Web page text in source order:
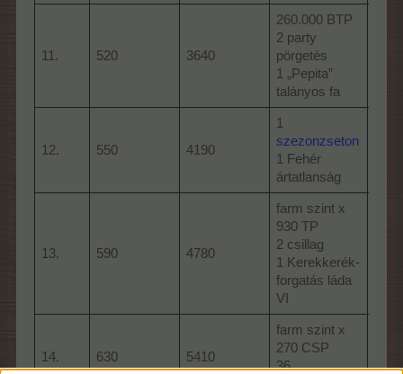
11. 520 3640
260.000 BTP
2 party
pörgetés
1 „Pepita”
talányos fa
12. 550 4190
1
szezonzseton
1 Fehér
ártatlanság
13. 590 4780
farm szint x
930 TP
2 csillag
1 Kerekkerék-
forgatás láda
VI
14. 630 5410
farm szint x
270 CSP
36